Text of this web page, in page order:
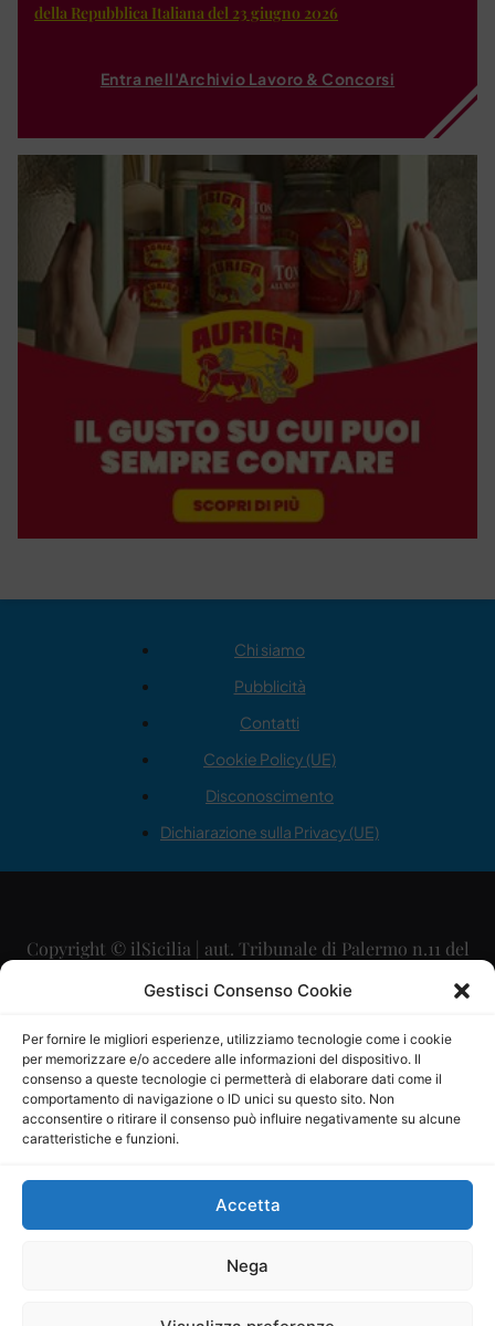
Gestisci Consenso Cookie
Per fornire le migliori esperienze, utilizziamo tecnologie come i cookie
per memorizzare e/o accedere alle informazioni del dispositivo. Il
consenso a queste tecnologie ci permetterà di elaborare dati come il
comportamento di navigazione o ID unici su questo sito. Non
acconsentire o ritirare il consenso può influire negativamente su alcune
caratteristiche e funzioni.
Accetta
Nega
della Repubblica Italiana del 23 giugno 2026
Entra nell'Archivio Lavoro & Concorsi
Chi siamo
Pubblicità
Contatti
Cookie Policy (UE)
Disconoscimento
Dichiarazione sulla Privacy (UE)
Copyright © ilSicilia | aut. Tribunale di Palermo n.11 del
29/09/2015
Direttore Editoriale: Maurizio Scaglione
Direttore Responsabile: Maria Calabrese
P.IVA: 06334930820
Mercurio Comunicazione Società Cooperativa a r.l. è
iscritta al Registro degli Operatori di Comunicazione al